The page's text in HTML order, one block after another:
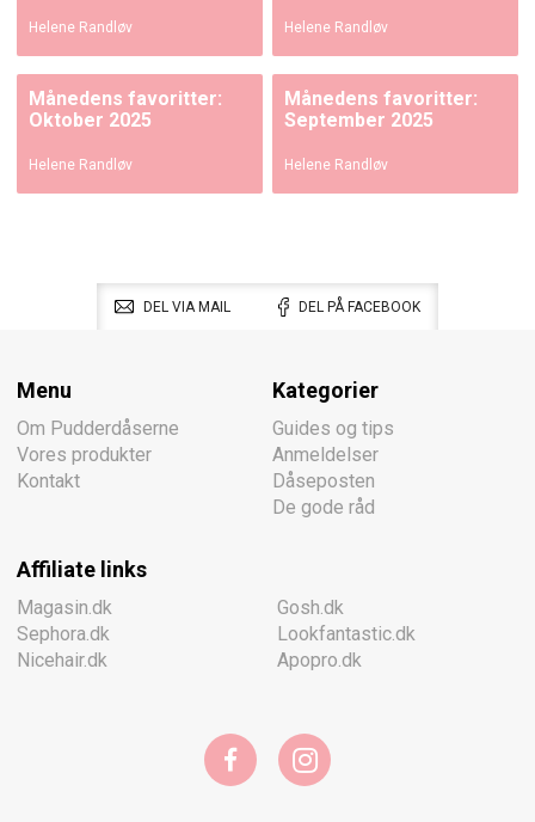
Helene Randløv Helene Randløv
Månedens favoritter:
Oktober 2025
Helene Randløv
Månedens favoritter:
September 2025
Helene Randløv
DEL VIA MAIL DEL PÅ FACEBOOK
Menu
Om Pudderdåserne
Vores produkter
Kontakt
Kategorier
Guides og tips
Anmeldelser
Dåseposten
De gode råd
Affiliate links
Magasin.dk
Sephora.dk
Nicehair.dk
Gosh.dk
Lookfantastic.dk
Apopro.dk